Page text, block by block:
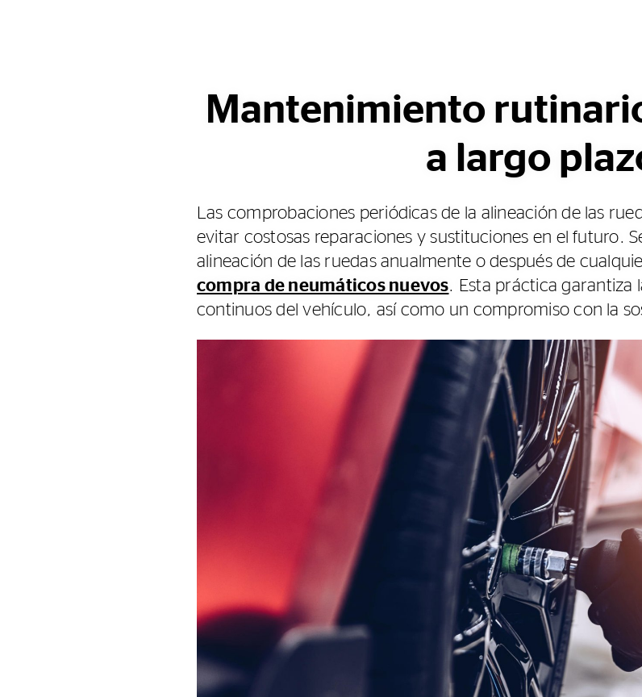
Mantenimiento
a largo
Las comprobaciones periódicas de la alineación de las
evitar costosas reparaciones y sustituciones en el futuro.
alineación de las ruedas anualmente o después de
compra de neumáticos nuevos. Esta práctica garantiza
continuos del vehículo, así como un compromiso con la